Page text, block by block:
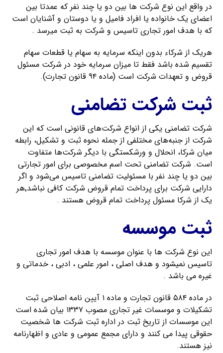
در واقع این نوع شرکت ها بین دو یا چند نفر که عمدتا بین
اعضای یک خانواده یا افراد فامیل و یا دوستان و آشنایان است
که با هدف امور تجاری تاسیس و شرکت به ثبت میرسد .
هریک از شرکاء بدون اینکه سرمایه به سهام یا قطعات سهام
تقسیم شده باشد فقط تا میزان سرمایه خود در شرکت مسئول
قروض و تعهدات شرکت است (ماده ۹۴ قانون تجارت).
ثبت شرکت تضامنی
شرکت تضامنی یکی از انواع شرکت‌های قانونی است که این
شرکت از جنبه‌های مختلفی از جمله نحوه ثبت و تشکیل، رابطه
میان شرکا، انحلال و ورشکستگی با دیگر شرکت‌ها متفاوت
است. شرکت تضامنی تحت اسم مخصوصی برای امور تجارتی
بین دو یا چند نفر با مسئولیت تضامنی تاسیس می‌شود و اگر
دارایی شرکت برای پرداخت تمام قروض شرکت کافی نباشد٬هر
یک از شرکا مسئول پرداخت تمام قروض هستند .
ثبت موسسه
این نوع شرکت ها با عنوان موسسه با هدف امور تجاری
تاسیس نمیشود و هدف اصلی ، امور علمی ، ادبی ، خدماتی و
غیره می باشد .
در ماده ۵۸۴ قانون تجارت و ماده ۱ آیین نامه اصلاحی ثبت
تشکیلات و موسسات غیر تجاری مصوب ۱۳۳۷ بیان شده است
این موسسات از تاریخ ثبت در اداره ثبت شرکت ها شخصیت
حقوقی پیدا می کنند و دارای مجمع عمومی و عادی و اظهارنامه
نیز هستند.